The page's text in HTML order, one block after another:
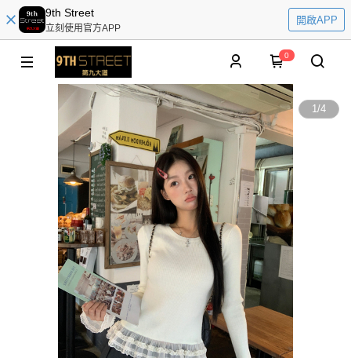
9th Street
立刻使用官方APP
開啟APP
0
1/4